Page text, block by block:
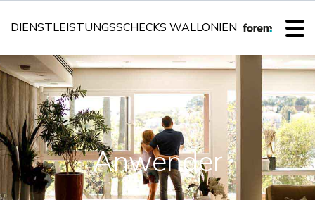
DIENSTLEISTUNGSSCHECKS WALLONIEN
Anwender